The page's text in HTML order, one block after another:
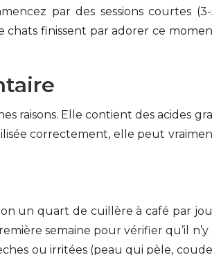
par des sessions courtes (3-
chats finissent par adorer ce
raisons. Elle contient des acides
correctement, elle peut
un quart de cuillère à café par
semaine pour vérifier qu’il n’y
ou irritées (peau qui pèle,